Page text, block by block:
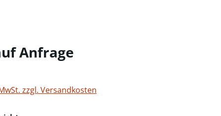
Anfrage
zzgl. Versandkosten